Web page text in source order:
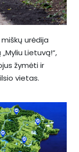
urėdija
Lietuvą!“,
žymėti ir
vietas.